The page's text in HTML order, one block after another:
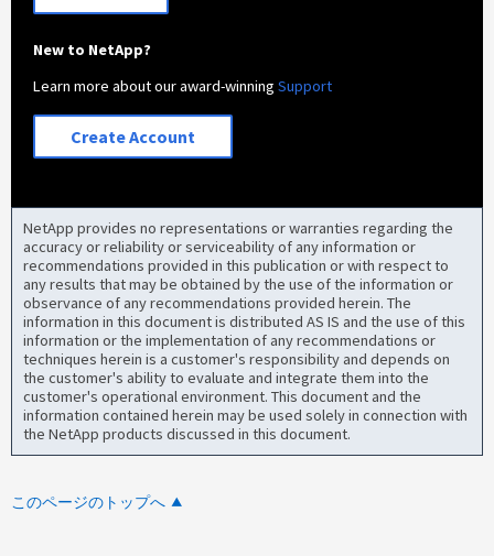
New to NetApp?
Learn more about our award-winningSupport
Create Account
NetApp provides no representations or warranties regarding the
accuracy or reliability or serviceability of any information or
recommendations provided in this publication or with respect to
any results that may be obtained by the use of the information or
observance of any recommendations provided herein. The
information in this document is distributed AS IS and the use of this
information or the implementation of any recommendations or
techniques herein is a customer's responsibility and depends on
the customer's ability to evaluate and integrate them into the
customer's operational environment. This document and the
information contained herein may be used solely in connection with
the NetApp products discussed in this document.
このページのトップへ